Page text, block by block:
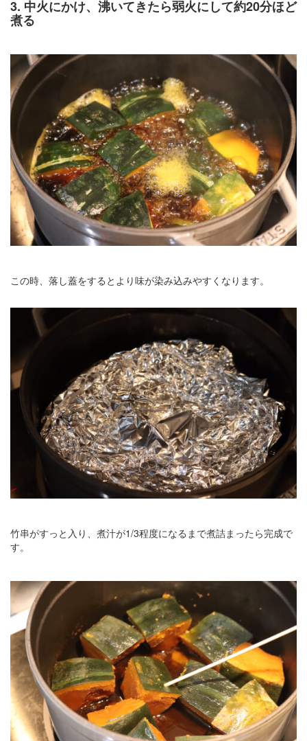
3. 中火にかけ、沸いてきたら弱火にして約20分ほど
煮る
この時、落し蓋をするとより味が染み込みやすくなります。
竹串がすっと入り、煮汁が1/3程度になるまで煮詰まったら完成で
す。